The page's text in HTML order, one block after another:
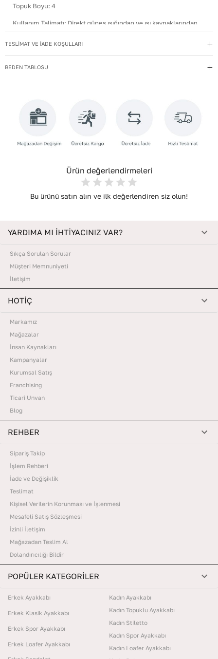
Topuk Boyu: 4
Kullanım Talimatı: Direkt güneş ışığından ve ısı kaynaklarından
uzak tutun.
Deri ayakkabılarınızı yumuşak bir fırçayla tozdan
bekleyin.
Deri Cinsi:Dana Deri
TESLİMAT VE İADE KOŞULLARI
BEDEN TABLOSU
Ürün değerlendirmeleri
Bu ürünü satın alın ve ilk değerlendiren siz olun!
YARDIMA MI İHTİYACINIZ VAR?
Sıkça Sorulan Sorular
Müşteri Memnuniyeti
İletişim
HOTİÇ
Markamız
Mağazalar
İnsan Kaynakları
Kampanyalar
Kurumsal Satış
Franchising
Ticari Unvan
Blog
REHBER
Sipariş Takip
İşlem Rehberi
İade ve Değişiklik
Teslimat
Kişisel Verilerin Korunması ve İşlenmesi
Mesafeli Satış Sözleşmesi
İzinli İletişim
Mağazadan Teslim Al
Dolandırıcılığı Bildir
POPÜLER KATEGORİLER
Erkek Ayakkabı
Erkek Klasik Ayakkabı
Erkek Spor Ayakkabı
Erkek Loafer Ayakkabı
Kadın Ayakkabı
Kadın Topuklu Ayakkabı
Kadın Stiletto
Kadın Spor Ayakkabı
Kadın Loafer Ayakkabı